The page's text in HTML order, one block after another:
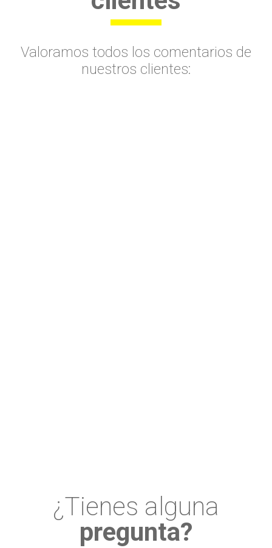
Valoramos todos los comentarios de
nuestros clientes:
¿Tienes alguna
pregunta?